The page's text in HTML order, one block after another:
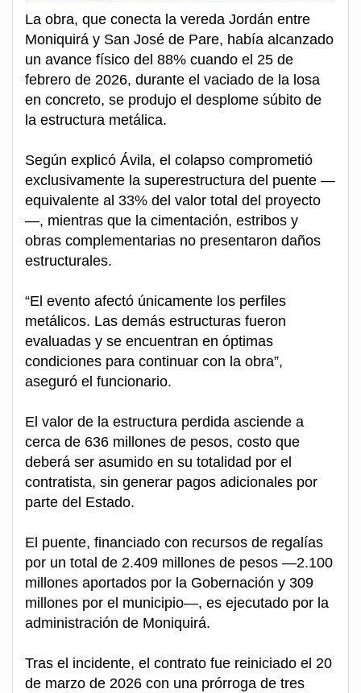
La obra, que conecta la vereda Jordán entre
Moniquirá y San José de Pare, había alcanzado
un avance físico del 88% cuando el 25 de
febrero de 2026, durante el vaciado de la losa
en concreto, se produjo el desplome súbito de
la estructura metálica.
Según explicó Ávila, el colapso comprometió
exclusivamente la superestructura del puente —
equivalente al 33% del valor total del proyecto
—, mientras que la cimentación, estribos y
obras complementarias no presentaron daños
estructurales.
“El evento afectó únicamente los perfiles
metálicos. Las demás estructuras fueron
evaluadas y se encuentran en óptimas
condiciones para continuar con la obra”,
aseguró el funcionario.
El valor de la estructura perdida asciende a
cerca de 636 millones de pesos, costo que
deberá ser asumido en su totalidad por el
contratista, sin generar pagos adicionales por
parte del Estado.
El puente, financiado con recursos de regalías
por un total de 2.409 millones de pesos —2.100
millones aportados por la Gobernación y 309
millones por el municipio—, es ejecutado por la
administración de Moniquirá.
Tras el incidente, el contrato fue reiniciado el 20
de marzo de 2026 con una prórroga de tres